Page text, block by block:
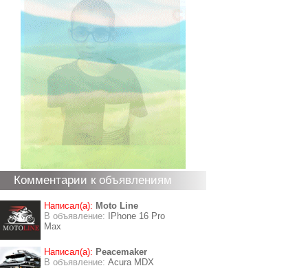
Комментарии к объявлениям
Написал(а): Moto Line
В объявление:
IPhone 16 Pro
Max
Написал(а): Peacemaker
В объявление: Acura MDX